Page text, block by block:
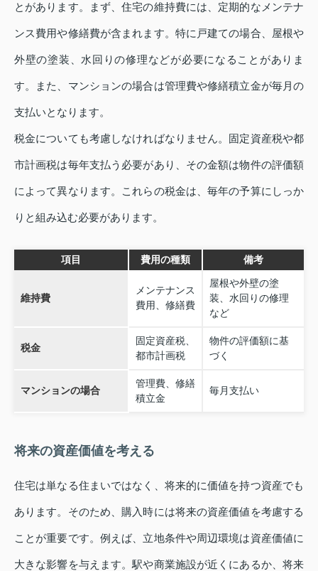
とがあります。まず、住宅の維持費には、定期的なメンテナ
ンス費用や修繕費が含まれます。特に戸建ての場合、屋根や
外壁の塗装、水回りの修理などが必要になることがありま
す。また、マンションの場合は管理費や修繕積立金が毎月の
支払いとなります。
税金についても考慮しなければなりません。固定資産税や都
市計画税は毎年支払う必要があり、その金額は物件の評価額
によって異なります。これらの税金は、毎年の予算にしっか
りと組み込む必要があります。
項目 費用の種類 備考
維持費
メンテナンス
費用、修繕費
屋根や外壁の塗
装、水回りの修理
など
税金
固定資産税、
都市計画税
物件の評価額に基
づく
マンションの場合
管理費、修繕
積立金
毎月支払い
将来の資産価値を考える
住宅は単なる住まいではなく、将来的に価値を持つ資産でも
あります。そのため、購入時には将来の資産価値を考慮する
ことが重要です。例えば、立地条件や周辺環境は資産価値に
大きな影響を与えます。駅や商業施設が近くにあるか、将来